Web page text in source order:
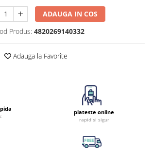
ADAUGA IN COS
Produs: 4820269140332
Adauga la Favorite
plateste online
rapid si sigur